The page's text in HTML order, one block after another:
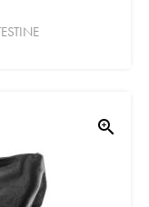
zoom_in